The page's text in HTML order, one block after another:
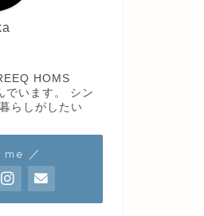
HOMS
でいます。 シン
らしがしたい
／